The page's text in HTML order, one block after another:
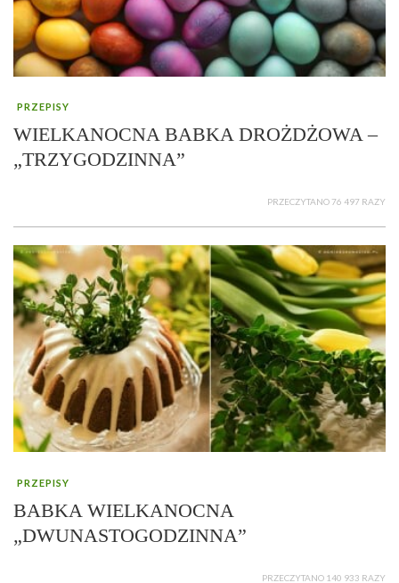
PRZEPISY
WIELKANOCNA BABKA DROŻDŻOWA –
„TRZYGODZINNA”
PRZECZYTANO 76 497 RAZY
PRZEPISY
BABKA WIELKANOCNA
„DWUNASTOGODZINNA”
PRZECZYTANO 140 933 RAZY